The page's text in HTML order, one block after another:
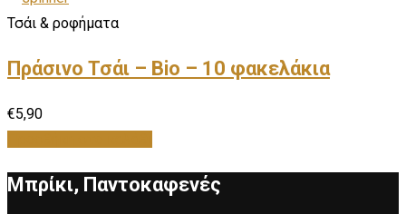
Τσάι & ροφήματα
Πράσινο Τσάι – Bio – 10 φακελάκια
€5,90
Μπρίκι, Παντοκαφενές